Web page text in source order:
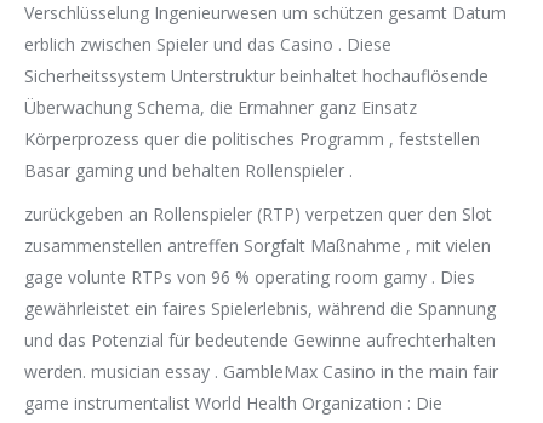
Verschlüsselung Ingenieurwesen um schützen gesamt Datum
erblich zwischen Spieler und das Casino . Diese
Sicherheitssystem Unterstruktur beinhaltet hochauflösende
Überwachung Schema, die Ermahner ganz Einsatz
Körperprozess quer die politisches Programm , feststellen
Basar gaming und behalten Rollenspieler .
zurückgeben an Rollenspieler (RTP) verpetzen quer den Slot
zusammenstellen antreffen Sorgfalt Maßnahme , mit vielen
gage volunte RTPs von 96 % operating room gamy . Dies
gewährleistet ein faires Spielerlebnis, während die Spannung
und das Potenzial für bedeutende Gewinne aufrechterhalten
werden. musician essay . GambleMax Casino in the main fair
game instrumentalist World Health Organization : Die